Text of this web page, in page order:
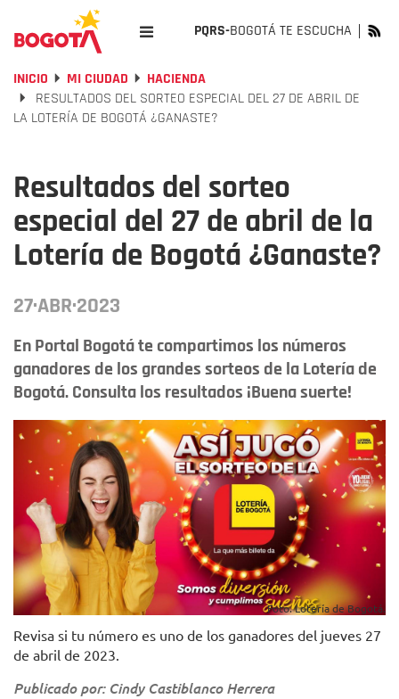
PQRS-BOGOTÁ TE ESCUCHA
INICIO MI CIUDAD
HACIENDA
RESULTADOS DEL SORTEO ESPECIAL DEL 27 DE ABRIL DE
LA LOTERÍA DE BOGOTÁ ¿GANASTE?
Resultados del sorteo
especial del 27 de abril de la
Lotería de Bogotá ¿Ganaste?
27·ABR·2023
En Portal Bogotá te compartimos los números
ganadores de los grandes sorteos de la Lotería de
Bogotá. Consulta los resultados ¡Buena suerte!
Foto. Lotería de Bogotá.
Revisa si tu número es uno de los ganadores del jueves 27
de abril de 2023.
Publicado por: Cindy Castiblanco Herrera